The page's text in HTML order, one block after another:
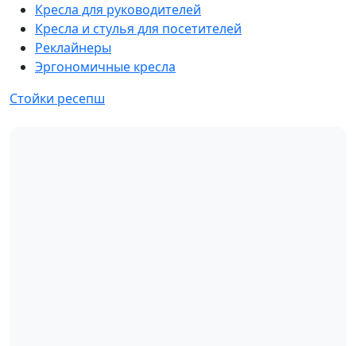
Кресла для руководителей
Кресла и стулья для посетителей
Реклайнеры
Эргономичные кресла
Стойки ресепш